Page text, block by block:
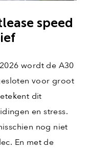
speed
wordt de A30
voor groot
dit
en stress.
nog niet
En met de